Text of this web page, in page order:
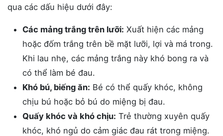
qua các dấu hiệu dưới đây:
Các mảng trắng trên lưỡi: Xuất hiện các mảng
hoặc đốm trắng trên bề mặt lưỡi, lợi và má trong.
Khi lau nhẹ, các mảng trắng này khó bong ra và
có thể làm bé đau.
Khó bú, biếng ăn: Bé có thể quấy khóc, không
chịu bú hoặc bỏ bú do miệng bị đau.
Quấy khóc và khó chịu: Trẻ thường xuyên quấy
khóc, khó ngủ do cảm giác đau rát trong miệng.